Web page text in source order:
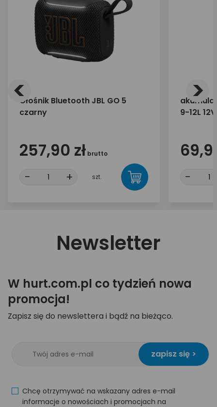
Głośnik Bluetooth JBL GO 5
czarny
257,90 zł brutto
- + szt.
9-12L
-
< >
Newsletter
W hurt.com.pl co tydzień nowa
promocja!
Zapisz się do newslettera i bądź na bieżąco.
zapisz się >
Chcę otrzymywać na wskazany adres e-mail
informacje o nowościach i promocjach na